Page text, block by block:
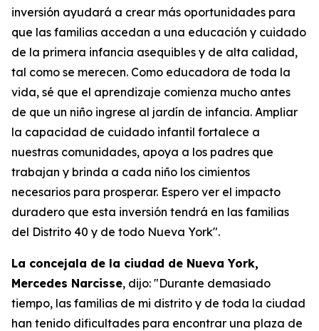
inversión ayudará a crear más oportunidades para
que las familias accedan a una educación y cuidado
de la primera infancia asequibles y de alta calidad,
tal como se merecen. Como educadora de toda la
vida, sé que el aprendizaje comienza mucho antes
de que un niño ingrese al jardín de infancia. Ampliar
la capacidad de cuidado infantil fortalece a
nuestras comunidades, apoya a los padres que
trabajan y brinda a cada niño los cimientos
necesarios para prosperar. Espero ver el impacto
duradero que esta inversión tendrá en las familias
del Distrito 40 y de todo Nueva York".
La concejala de la ciudad de Nueva York,
Mercedes Narcisse, dijo: "Durante demasiado
tiempo, las familias de mi distrito y de toda la ciudad
han tenido dificultades para encontrar una plaza de